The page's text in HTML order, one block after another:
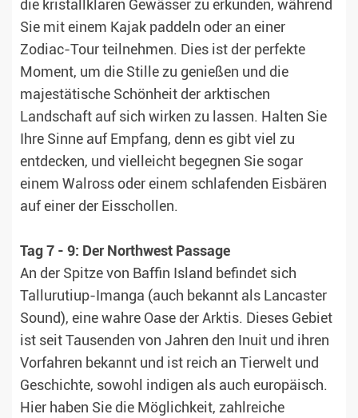
die kristallklaren Gewässer zu erkunden, während
Sie mit einem Kajak paddeln oder an einer
Zodiac-Tour teilnehmen. Dies ist der perfekte
Moment, um die Stille zu genießen und die
majestätische Schönheit der arktischen
Landschaft auf sich wirken zu lassen. Halten Sie
Ihre Sinne auf Empfang, denn es gibt viel zu
entdecken, und vielleicht begegnen Sie sogar
einem Walross oder einem schlafenden Eisbären
auf einer der Eisschollen.
Tag 7 - 9: Der Northwest Passage
An der Spitze von Baffin Island befindet sich
Tallurutiup-Imanga (auch bekannt als Lancaster
Sound), eine wahre Oase der Arktis. Dieses Gebiet
ist seit Tausenden von Jahren den Inuit und ihren
Vorfahren bekannt und ist reich an Tierwelt und
Geschichte, sowohl indigen als auch europäisch.
Hier haben Sie die Möglichkeit, zahlreiche